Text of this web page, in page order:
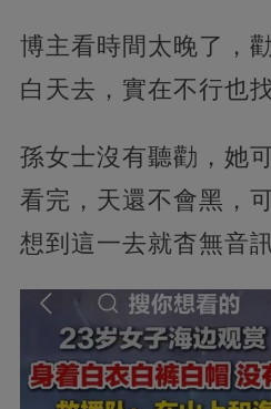
博主看時間太晚了，
白天去，實在不行也
孫女士沒有聽勸，她
看完，天還不會黑，
想到這一去就杳無音訊